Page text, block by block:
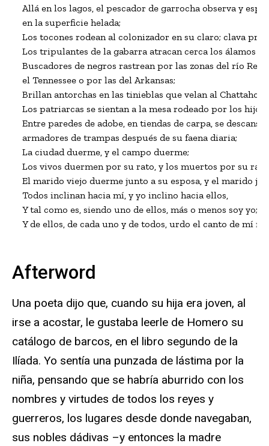
Allá en los lagos, el pescador de garrocha observa y
en la superficie helada;
Los tocones rodean al colonizador en su claro; clava
Los tripulantes de la gabarra atracan cerca los álamos o
Buscadores de negros rastrean por las zonas del río
el Tennessee o por las del Arkansas;
Brillan antorchas en las tinieblas que velan al
Los patriarcas se sientan a la mesa rodeado por los
Entre paredes de adobe, en tiendas de carpa, se
armadores de trampas después de su faena diaria;
La ciudad duerme, y el campo duerme;
Los vivos duermen por su rato, y los muertos por su
El marido viejo duerme junto a su esposa, y el marido
Todos inclinan hacia mí, y yo inclino hacia ellos,
Y tal como es, siendo uno de ellos, más o menos soy yo;
Y de ellos, de cada uno y de todos, urdo el canto de mí
Afterword
Una poeta dijo que, cuando su hija era joven, al
irse a acostar, le gustaba leerle de Homero su
catálogo de barcos, en el libro segundo de la
Ilíada. Yo sentía una punzada de lástima por la
niña, pensando que se habría aburrido con los
nombres y virtudes de todos los reyes y
guerreros, los lugares desde donde navegaban,
sus nobles dádivas –y entonces la madre